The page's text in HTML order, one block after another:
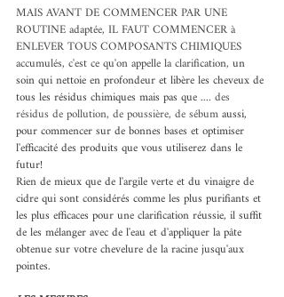
MAIS AVANT DE COMMENCER PAR UNE
ROUTINE adaptée, IL FAUT COMMENCER à
ENLEVER TOUS COMPOSANTS CHIMIQUES
accumulés, c'est ce qu'on appelle la clarification, un
soin qui nettoie en profondeur et libère les cheveux de
tous les résidus chimiques mais pas que .... des
résidus de pollution, de poussière, de sébum aussi,
pour commencer sur de bonnes bases et optimiser
l'efficacité des produits que vous utiliserez dans le
futur!
Rien de mieux que de l'argile verte et du vinaigre de
cidre qui sont considérés comme les plus purifiants et
les plus efficaces pour une clarification réussie, il suffit
de les mélanger avec de l'eau et d'appliquer la pâte
obtenue sur votre chevelure de la racine jusqu'aux
pointes.